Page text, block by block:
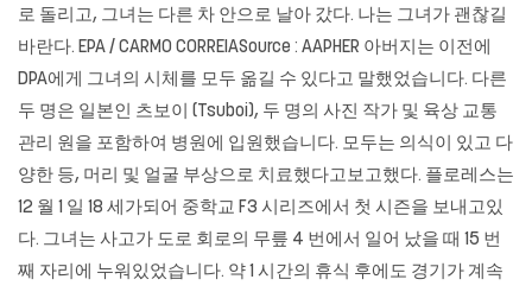
로 돌리고, 그녀는 다른 차 안으로 날아 갔다. 나는 그녀가 괜찮길
바란다. EPA / CARMO CORREIASource : AAPHER 아버지는 이전에
DPA에게 그녀의 시체를 모두 옮길 수 있다고 말했었습니다. 다른
두 명은 일본인 츠보이 (Tsuboi), 두 명의 사진 작가 및 육상 교통
관리 원을 포함하여 병원에 입원했습니다. 모두는 의식이 있고 다
양한 등, 머리 및 얼굴 부상으로 치료했다고보고했다. 플로레스는
12 월 1 일 18 세가되어 중학교 F3 시리즈에서 첫 시즌을 보내고있
다. 그녀는 사고가 도로 회로의 무릎 4 번에서 일어 났을 때 15 번
째 자리에 누워있었습니다. 약 1 시간의 휴식 후에도 경기가 계속